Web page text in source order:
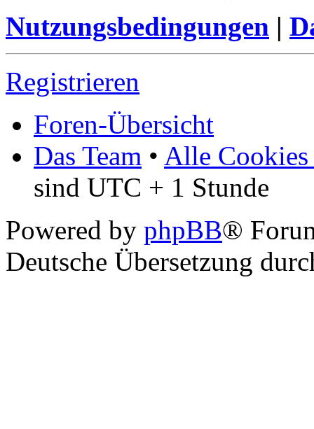
Nutzungsbedingungen |
Registrieren
Foren-Übersicht
Das Team • Alle Cookies
sind UTC + 1 Stunde
Powered by phpBB®
Deutsche Übersetzung